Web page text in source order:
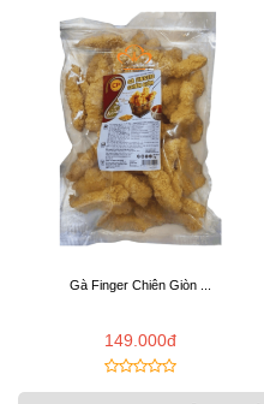
Gà Finger Chiên Giòn ...
149.000đ